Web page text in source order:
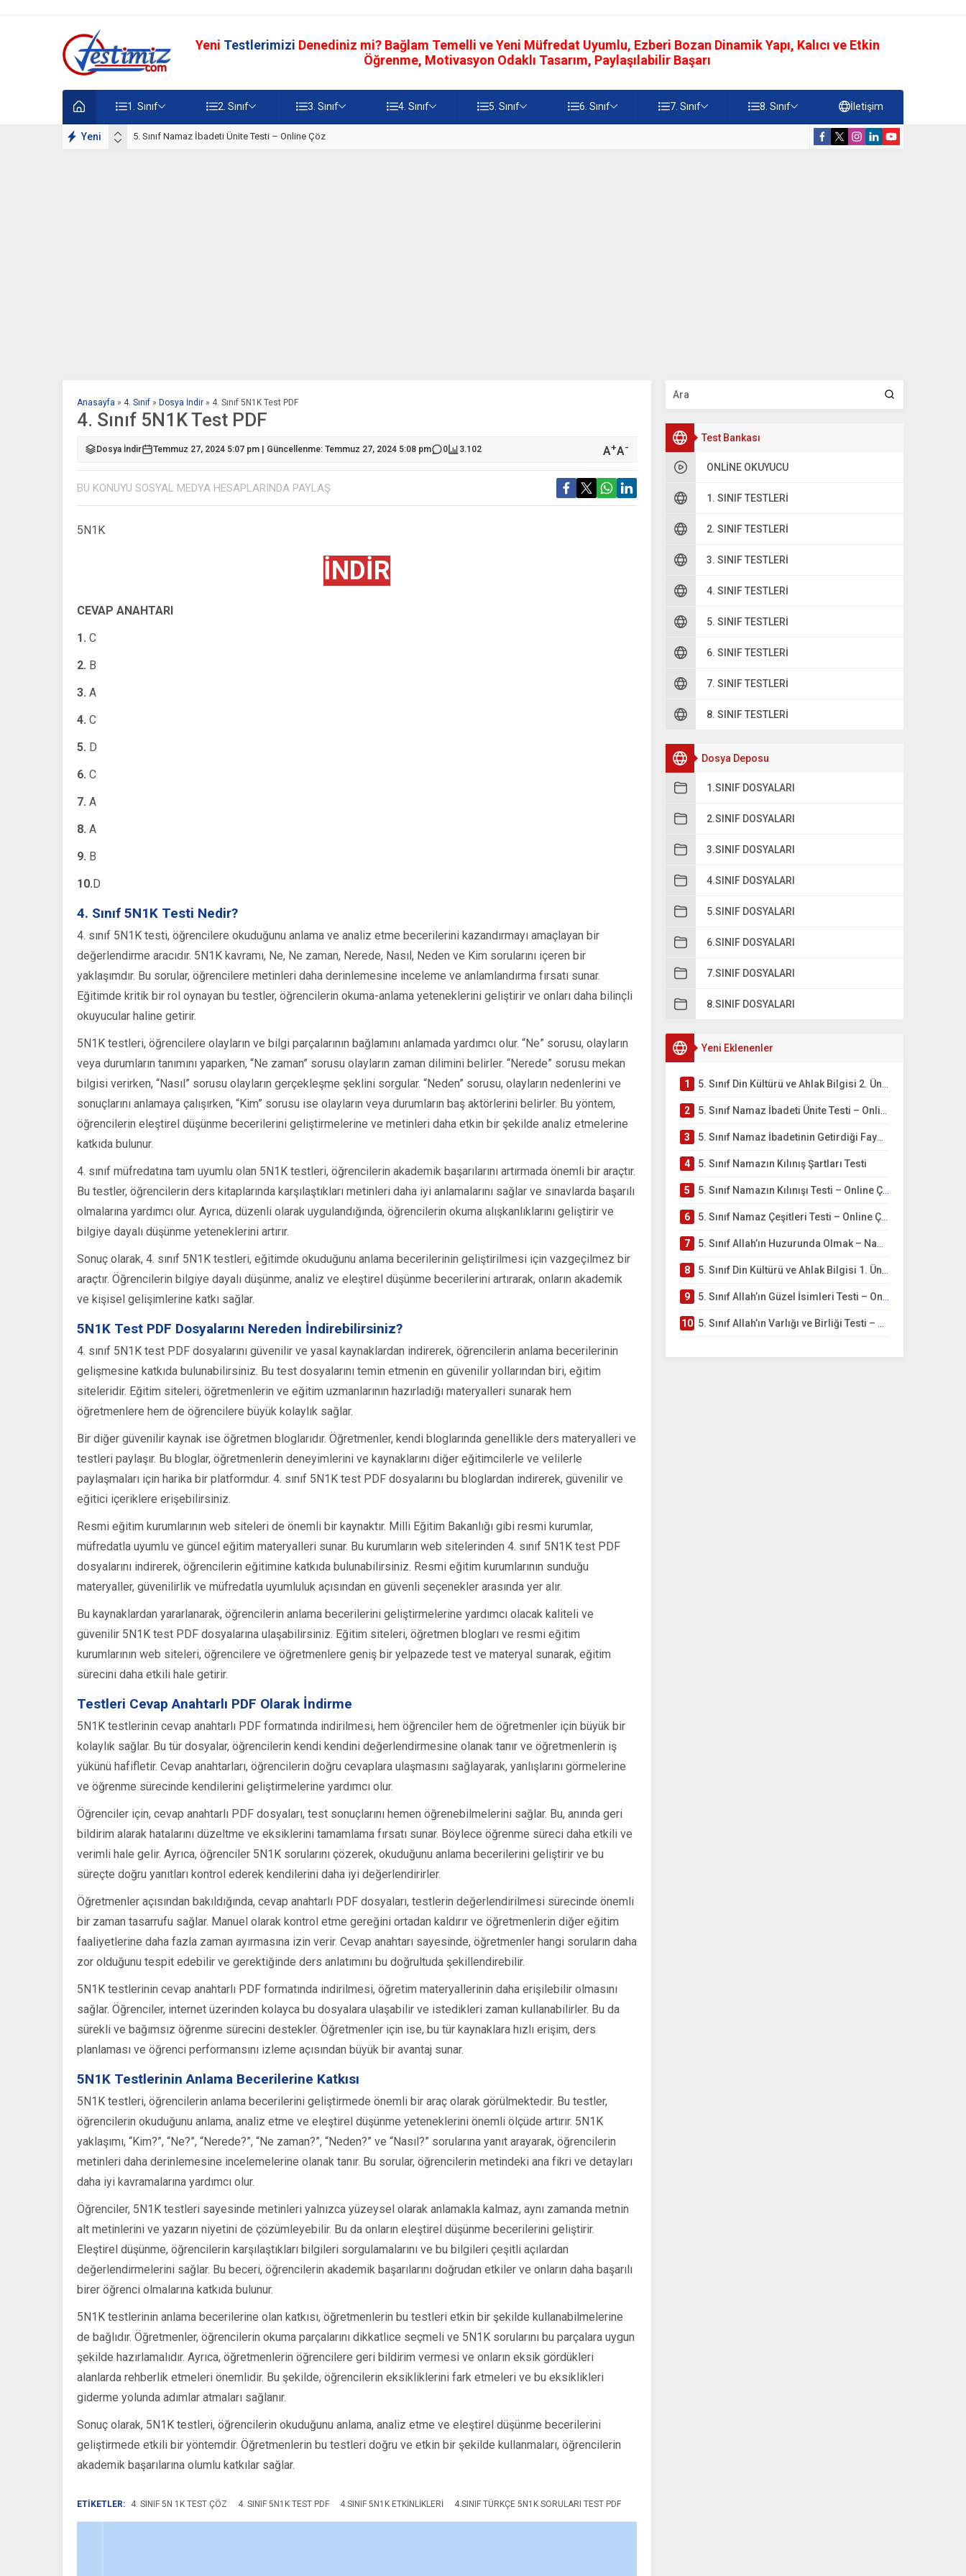
Yeni Testlerimizi Denediniz mi? Bağlam Temelli ve Yeni Müfredat Uyumlu, Ezberi Bozan Dinamik Yapı, Kalıcı ve Etkin
Öğrenme, Motivasyon Odaklı Tasarım, Paylaşılabilir Başarı
1. Sınıf 2. Sınıf 3. Sınıf 4. Sınıf 5. Sınıf 6. Sınıf 7. Sınıf 8. Sınıf İletişim
Yeni 5. Sınıf Namaz İbadeti Ünite Testi – Online Çöz
Test Bankası
ONLINE OKUYUCU
1. SINIF TESTLERI
2. SINIF TESTLERI
3. SINIF TESTLERI
4. SINIF TESTLERI
5. SINIF TESTLERI
6. SINIF TESTLERI
7. SINIF TESTLERI
8. SINIF TESTLERI
Dosya Deposu
1.SINIF DOSYALARI
2.SINIF DOSYALARI
3.SINIF DOSYALARI
4.SINIF DOSYALARI
5.SINIF DOSYALARI
6.SINIF DOSYALARI
7.SINIF DOSYALARI
8.SINIF DOSYALARI
Yeni Eklenenler
1 5. Sınıf Din Kültürü ve Ahlak Bilgisi 2. Ünite: Namaz İbadeti Çalışmaları
2 5. Sınıf Namaz İbadeti Ünite Testi – Online Çöz
3 5. Sınıf Namaz İbadetinin Getirdiği Faydalar Testi
4 5. Sınıf Namazın Kılınış Şartları Testi
5 5. Sınıf Namazın Kılınışı Testi – Online Çöz
6 5. Sınıf Namaz Çeşitleri Testi – Online Çöz
7 5. Sınıf Allah’ın Huzurunda Olmak – Namaz İbadeti Testi
8 5. Sınıf Din Kültürü ve Ahlak Bilgisi 1. Ünite: Allah İnancı Çalışmaları
9 5. Sınıf Allah’ın Güzel İsimleri Testi – Online Çöz
10 5. Sınıf Allah’ın Varlığı ve Birliği Testi – Online Çöz
Anasayfa » 4. Sınıf » Dosya İndir » 4. Sınıf 5N1K Test PDF
4. Sınıf 5N1K Test PDF
Dosya İndir Temmuz 27, 2024 5:07 pm | Güncellenme: Temmuz 27, 2024 5:08 pm 0 3.102 A+A-
BU KONUYU SOSYAL MEDYA HESAPLARINDA PAYLAŞ
5N1K
İNDİR
CEVAP ANAHTARI
1. C
2. B
3. A
4. C
5. D
6. C
7. A
8. A
9. B
10.D
4. Sınıf 5N1K Testi Nedir?
4. sınıf 5N1K testi, öğrencilere okuduğunu anlama ve analiz etme becerilerini kazandırmayı amaçlayan bir
değerlendirme aracıdır. 5N1K kavramı, Ne, Ne zaman, Nerede, Nasıl, Neden ve Kim sorularını içeren bir
yaklaşımdır. Bu sorular, öğrencilere metinleri daha derinlemesine inceleme ve anlamlandırma fırsatı sunar.
Eğitimde kritik bir rol oynayan bu testler, öğrencilerin okuma-anlama yeteneklerini geliştirir ve onları daha bilinçli
okuyucular haline getirir.
5N1K testleri, öğrencilere olayların ve bilgi parçalarının bağlamını anlamada yardımcı olur. “Ne” sorusu, olayların
veya durumların tanımını yaparken, “Ne zaman” sorusu olayların zaman dilimini belirler. “Nerede” sorusu mekan
bilgisi verirken, “Nasıl” sorusu olayların gerçekleşme şeklini sorgular. “Neden” sorusu, olayların nedenlerini ve
sonuçlarını anlamaya çalışırken, “Kim” sorusu ise olayların veya durumların baş aktörlerini belirler. Bu yöntem,
öğrencilerin eleştirel düşünme becerilerini geliştirmelerine ve metinleri daha etkin bir şekilde analiz etmelerine
katkıda bulunur.
4. sınıf müfredatına tam uyumlu olan 5N1K testleri, öğrencilerin akademik başarılarını artırmada önemli bir araçtır.
Bu testler, öğrencilerin ders kitaplarında karşılaştıkları metinleri daha iyi anlamalarını sağlar ve sınavlarda başarılı
olmalarına yardımcı olur. Ayrıca, düzenli olarak uygulandığında, öğrencilerin okuma alışkanlıklarını geliştirir ve
bilgiye dayalı düşünme yeteneklerini artırır.
Sonuç olarak, 4. sınıf 5N1K testleri, eğitimde okuduğunu anlama becerilerinin geliştirilmesi için vazgeçilmez bir
araçtır. Öğrencilerin bilgiye dayalı düşünme, analiz ve eleştirel düşünme becerilerini artırarak, onların akademik
ve kişisel gelişimlerine katkı sağlar.
5N1K Test PDF Dosyalarını Nereden İndirebilirsiniz?
4. sınıf 5N1K test PDF dosyalarını güvenilir ve yasal kaynaklardan indirerek, öğrencilerin anlama becerilerinin
gelişmesine katkıda bulunabilirsiniz. Bu test dosyalarını temin etmenin en güvenilir yollarından biri, eğitim
siteleridir. Eğitim siteleri, öğretmenlerin ve eğitim uzmanlarının hazırladığı materyalleri sunarak hem
öğretmenlere hem de öğrencilere büyük kolaylık sağlar.
Bir diğer güvenilir kaynak ise öğretmen bloglarıdır. Öğretmenler, kendi bloglarında genellikle ders materyalleri ve
testleri paylaşır. Bu bloglar, öğretmenlerin deneyimlerini ve kaynaklarını diğer eğitimcilerle ve velilerle
paylaşmaları için harika bir platformdur. 4. sınıf 5N1K test PDF dosyalarını bu bloglardan indirerek, güvenilir ve
eğitici içeriklere erişebilirsiniz.
Resmi eğitim kurumlarının web siteleri de önemli bir kaynaktır. Milli Eğitim Bakanlığı gibi resmi kurumlar,
müfredatla uyumlu ve güncel eğitim materyalleri sunar. Bu kurumların web sitelerinden 4. sınıf 5N1K test PDF
dosyalarını indirerek, öğrencilerin eğitimine katkıda bulunabilirsiniz. Resmi eğitim kurumlarının sunduğu
materyaller, güvenilirlik ve müfredatla uyumluluk açısından en güvenli seçenekler arasında yer alır.
Bu kaynaklardan yararlanarak, öğrencilerin anlama becerilerini geliştirmelerine yardımcı olacak kaliteli ve
güvenilir 5N1K test PDF dosyalarına ulaşabilirsiniz. Eğitim siteleri, öğretmen blogları ve resmi eğitim
kurumlarının web siteleri, öğrencilere ve öğretmenlere geniş bir yelpazede test ve materyal sunarak, eğitim
sürecini daha etkili hale getirir.
Testleri Cevap Anahtarlı PDF Olarak İndirme
5N1K testlerinin cevap anahtarlı PDF formatında indirilmesi, hem öğrenciler hem de öğretmenler için büyük bir
kolaylık sağlar. Bu tür dosyalar, öğrencilerin kendi kendini değerlendirmesine olanak tanır ve öğretmenlerin iş
yükünü hafifletir. Cevap anahtarları, öğrencilerin doğru cevaplara ulaşmasını sağlayarak, yanlışlarını görmelerine
ve öğrenme sürecinde kendilerini geliştirmelerine yardımcı olur.
Öğrenciler için, cevap anahtarlı PDF dosyaları, test sonuçlarını hemen öğrenebilmelerini sağlar. Bu, anında geri
bildirim alarak hatalarını düzeltme ve eksiklerini tamamlama fırsatı sunar. Böylece öğrenme süreci daha etkili ve
verimli hale gelir. Ayrıca, öğrenciler 5N1K sorularını çözerek, okuduğunu anlama becerilerini geliştirir ve bu
süreçte doğru yanıtları kontrol ederek kendilerini daha iyi değerlendirirler.
Öğretmenler açısından bakıldığında, cevap anahtarlı PDF dosyaları, testlerin değerlendirilmesi sürecinde önemli
bir zaman tasarrufu sağlar. Manuel olarak kontrol etme gereğini ortadan kaldırır ve öğretmenlerin diğer eğitim
faaliyetlerine daha fazla zaman ayırmasına izin verir. Cevap anahtarı sayesinde, öğretmenler hangi soruların daha
zor olduğunu tespit edebilir ve gerektiğinde ders anlatımını bu doğrultuda şekillendirebilir.
5N1K testlerinin cevap anahtarlı PDF formatında indirilmesi, öğretim materyallerinin daha erişilebilir olmasını
sağlar. Öğrenciler, internet üzerinden kolayca bu dosyalara ulaşabilir ve istedikleri zaman kullanabilirler. Bu da
sürekli ve bağımsız öğrenme sürecini destekler. Öğretmenler için ise, bu tür kaynaklara hızlı erişim, ders
planlaması ve öğrenci performansını izleme açısından büyük bir avantaj sunar.
5N1K Testlerinin Anlama Becerilerine Katkısı
5N1K testleri, öğrencilerin anlama becerilerini geliştirmede önemli bir araç olarak görülmektedir. Bu testler,
öğrencilerin okuduğunu anlama, analiz etme ve eleştirel düşünme yeteneklerini önemli ölçüde artırır. 5N1K
yaklaşımı, “Kim?”, “Ne?”, “Nerede?”, “Ne zaman?”, “Neden?” ve “Nasıl?” sorularına yanıt arayarak, öğrencilerin
metinleri daha derinlemesine incelemelerine olanak tanır. Bu sorular, öğrencilerin metindeki ana fikri ve detayları
daha iyi kavramalarına yardımcı olur.
Öğrenciler, 5N1K testleri sayesinde metinleri yalnızca yüzeysel olarak anlamakla kalmaz, aynı zamanda metnin
alt metinlerini ve yazarın niyetini de çözümleyebilir. Bu da onların eleştirel düşünme becerilerini geliştirir.
Eleştirel düşünme, öğrencilerin karşılaştıkları bilgileri sorgulamalarını ve bu bilgileri çeşitli açılardan
değerlendirmelerini sağlar. Bu beceri, öğrencilerin akademik başarılarını doğrudan etkiler ve onların daha başarılı
birer öğrenci olmalarına katkıda bulunur.
5N1K testlerinin anlama becerilerine olan katkısı, öğretmenlerin bu testleri etkin bir şekilde kullanabilmelerine
de bağlıdır. Öğretmenler, öğrencilerin okuma parçalarını dikkatlice seçmeli ve 5N1K sorularını bu parçalara uygun
şekilde hazırlamalıdır. Ayrıca, öğretmenlerin öğrencilere geri bildirim vermesi ve onların eksik gördükleri
alanlarda rehberlik etmeleri önemlidir. Bu şekilde, öğrencilerin eksikliklerini fark etmeleri ve bu eksiklikleri
giderme yolunda adımlar atmaları sağlanır.
Sonuç olarak, 5N1K testleri, öğrencilerin okuduğunu anlama, analiz etme ve eleştirel düşünme becerilerini
geliştirmede etkili bir yöntemdir. Öğretmenlerin bu testleri doğru ve etkin bir şekilde kullanmaları, öğrencilerin
akademik başarılarına olumlu katkılar sağlar.
ETİKETLER: 4. SINIF 5N 1K TEST ÇÖZ 4. SINIF 5N1K TEST PDF 4.SINIF 5N1K ETKINLIKLERI 4.SINIF TÜRKÇE 5N1K SORULARI TEST PDF